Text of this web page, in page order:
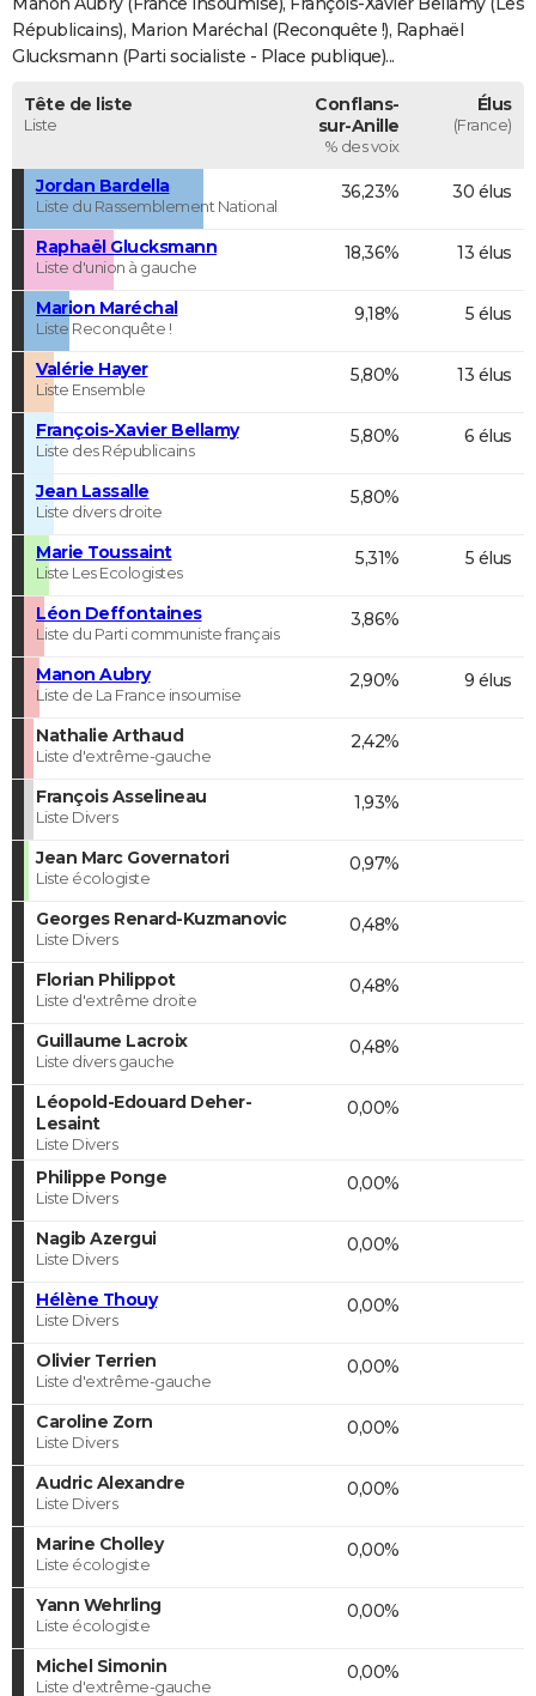
Bricolage
Lifestyle
Culture
Sport
Auto
Television
Voyage
Cinema
Républicains), Marion Maréchal (Reconquête !), Raphaël
Glucksmann (Parti socialiste - Place publique)...
Tête de liste
Liste
Conflans-
sur-Anille
% des voix
Élus
(France)
Jordan Bardella
Liste du Rassemblement National
36,23% 30 élus
Raphaël Glucksmann
Liste d'union à gauche
18,36% 13 élus
Marion Maréchal
Liste Reconquête !
9,18% 5 élus
Valérie Hayer
Liste Ensemble
5,80% 13 élus
François-Xavier Bellamy
Liste des Républicains
5,80% 6 élus
Jean Lassalle
Liste divers droite
5,80%
Marie Toussaint
Liste Les Ecologistes
5,31% 5 élus
Léon Deffontaines
Liste du Parti communiste français
3,86%
Manon Aubry
Liste de La France insoumise
2,90% 9 élus
Nathalie Arthaud
Liste d'extrême-gauche
2,42%
François Asselineau
Liste Divers
1,93%
Jean Marc Governatori
Liste écologiste
0,97%
Georges Renard-Kuzmanovic
Liste Divers
0,48%
Florian Philippot
Liste d'extrême droite
0,48%
Guillaume Lacroix
Liste divers gauche
0,48%
Léopold-Edouard Deher-
Lesaint
Liste Divers
0,00%
Philippe Ponge
Liste Divers
0,00%
Nagib Azergui
Liste Divers
0,00%
Hélène Thouy
Liste Divers
0,00%
Olivier Terrien
Liste d'extrême-gauche
0,00%
Caroline Zorn
Liste Divers
0,00%
Audric Alexandre
Liste Divers
0,00%
Marine Cholley
Liste écologiste
0,00%
Yann Wehrling
Liste écologiste
0,00%
Michel Simonin
Liste d'extrême-gauche
0,00%